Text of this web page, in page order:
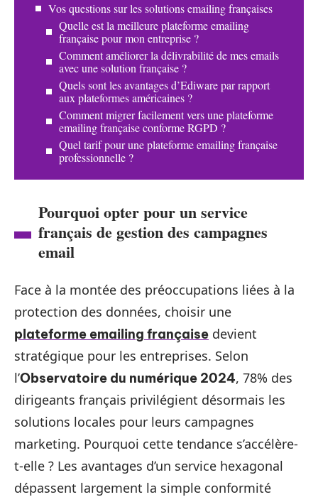
Vos questions sur les solutions emailing françaises
Quelle est la meilleure plateforme emailing
française pour mon entreprise ?
Comment améliorer la délivrabilité de mes emails
avec une solution française ?
Quels sont les avantages d’Ediware par rapport
aux plateformes américaines ?
Comment migrer facilement vers une plateforme
emailing française conforme RGPD ?
Quel tarif pour une plateforme emailing française
professionnelle ?
Pourquoi opter pour un service
français de gestion des campagnes
email
Face à la montée des préoccupations liées à la
protection des données, choisir une
plateforme emailing française devient
stratégique pour les entreprises. Selon
l’Observatoire du numérique 2024, 78% des
dirigeants français privilégient désormais les
solutions locales pour leurs campagnes
marketing. Pourquoi cette tendance s’accélère-
t-elle ? Les avantages d’un service hexagonal
dépassent largement la simple conformité